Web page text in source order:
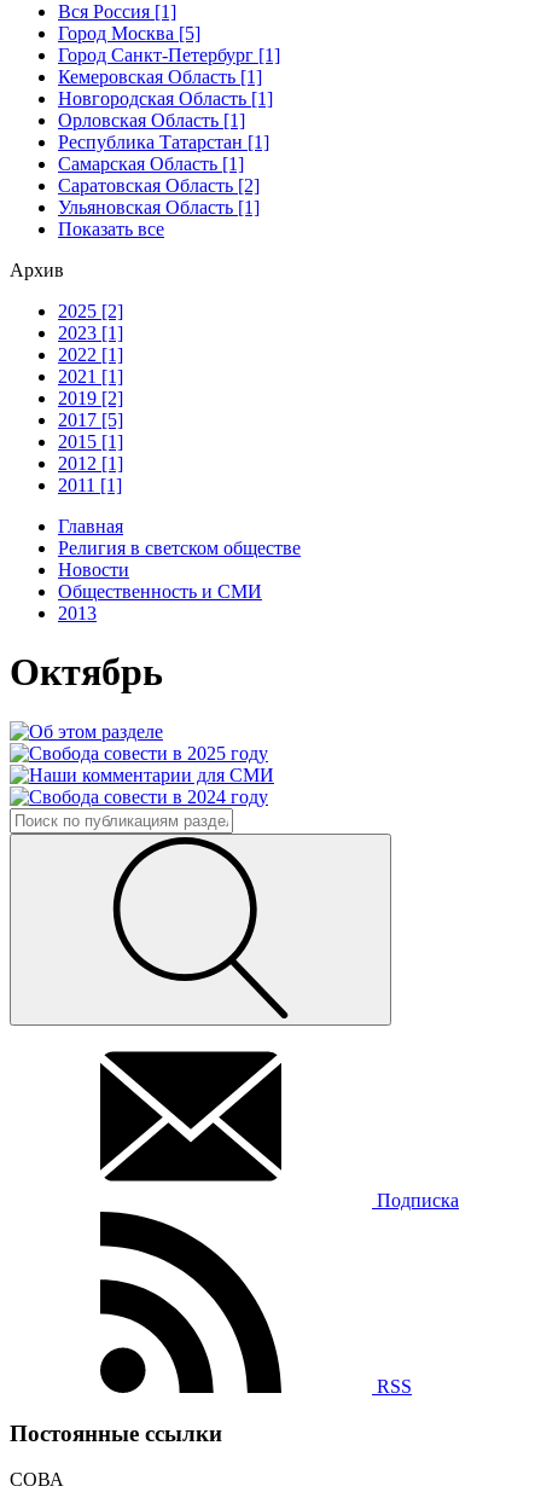
Вся Россия [1]
Город Москва [5]
Город Санкт-Петербург [1]
Кемеровская Область [1]
Новгородская Область [1]
Орловская Область [1]
Республика Татарстан [1]
Самарская Область [1]
Саратовская Область [2]
Ульяновская Область [1]
Показать все
Архив
2025 [2]
2023 [1]
2022 [1]
2021 [1]
2019 [2]
2017 [5]
2015 [1]
2012 [1]
2011 [1]
Главная
Религия в светском обществе
Новости
Общественность и СМИ
2013
Октябрь
Подписка
RSS
Постоянные ссылки
СОВА